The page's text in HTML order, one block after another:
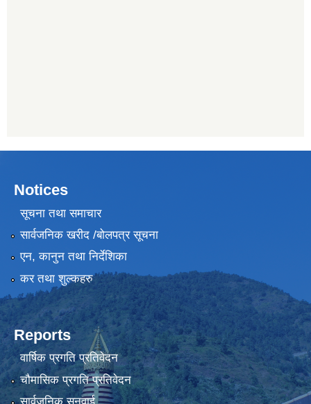
Notices
सूचना तथा समाचार
सार्वजनिक खरीद /बोलपत्र सूचना
एन, कानुन तथा निर्देशिका
कर तथा शुल्कहरु
Reports
वार्षिक प्रगति प्रतिवेदन
चौमासिक प्रगति प्रतिवेदन